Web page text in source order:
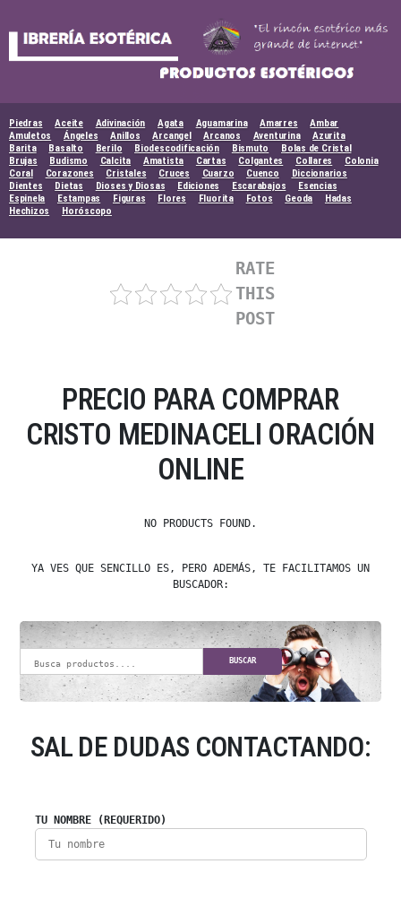
Piedras Aceite Adivinación Agata Aguamarina Amarres
Ambar
Amuletos
Ángeles Anillos Arcangel Arcanos Aventurina
Azurita
Barita
Basalto Berilo Biodescodificación Bismuto
Bolas de Cristal
Brujas
Budismo Calcita Amatista Cartas Colgantes Collares
Colonia
Coral
Corazones Cristales Cruces Cuarzo Cuenco
Diccionarios
Dientes
Dietas Dioses y Diosas Ediciones Escarabajos
Esencias
Espinela
Estampas Figuras Flores Fluorita Fotos Geoda
Hadas
Hechizos
Horóscopo
RATE
THIS
POST
PRECIO PARA COMPRAR
CRISTO MEDINACELI ORACIÓN
ONLINE
NO PRODUCTS FOUND.
YA VES QUE SENCILLO ES, PERO ADEMÁS, TE FACILITAMOS UN
BUSCADOR:
BUSCAR
SAL DE DUDAS CONTACTANDO:
TU NOMBRE (REQUERIDO)